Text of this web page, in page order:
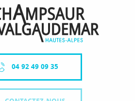
04 92 49 09 35